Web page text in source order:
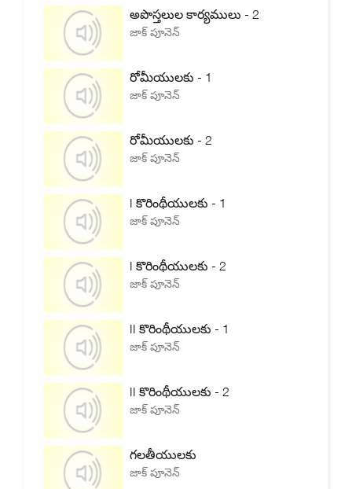
అపొస్తలుల కార్యములు - 2
జాక్ పూనెన్
రోమీయులకు - 1
జాక్ పూనెన్
రోమీయులకు - 2
జాక్ పూనెన్
I కొరింథీయులకు - 1
జాక్ పూనెన్
I కొరింథీయులకు - 2
జాక్ పూనెన్
II కొరింథీయులకు - 1
జాక్ పూనెన్
II కొరింథీయులకు - 2
జాక్ పూనెన్
గలతీయులకు
జాక్ పూనెన్